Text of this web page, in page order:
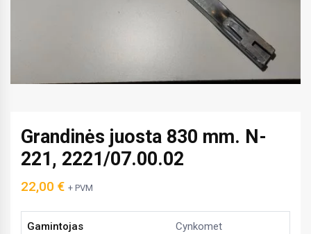
Grandinės juosta 830 mm. N-
221, 2221/07.00.02
22,00 € + PVM
Gamintojas Cynkomet